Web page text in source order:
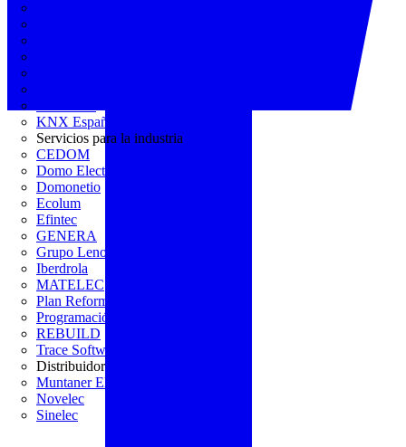
KNX España
Servicios para la industria
CEDOM
Domo Electra
Domonetio
Ecolum
Efintec
GENERA
Grupo Lenor
Iberdrola
MATELEC
Plan Reforma
Programación Integral
REBUILD
Trace Software
Distribuidor
Muntaner Electro
Novelec
Sinelec